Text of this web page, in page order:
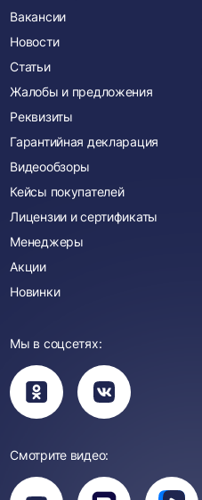
Вакансии
Новости
Статьи
Жалобы и предложения
Реквизиты
Гарантийная декларация
Видеообзоры
Кейсы покупателей
Лицензии и сертификаты
Менеджеры
Акции
Новинки
Мы в соцсетях:
Вы
перейдете
в
группу
Вы
перейдете
в
группу
Смотрите видео:
Вы
перейдете